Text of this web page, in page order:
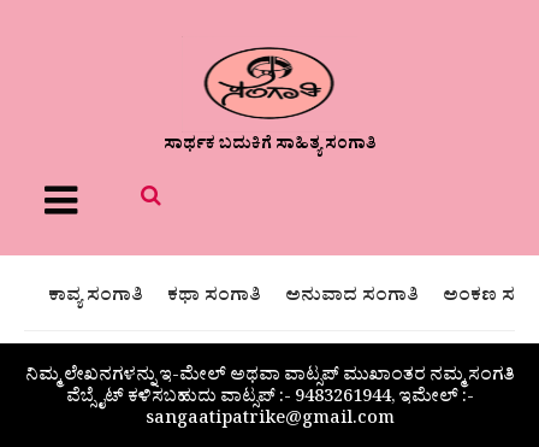
ಸಾರ್ಥಕ ಬದುಕಿಗೆ ಸಾಹಿತ್ಯ ಸಂಗಾತಿ
Menu
ಕಾವ್ಯ ಸಂಗಾತಿ ಕಥಾ ಸಂಗಾತಿ ಅನುವಾದ ಸಂಗಾತಿ ಅಂಕಣ
ನಿಮ್ಮ ಲೇಖನಗಳನ್ನು ಇ-ಮೇಲ್ ಅಥವಾ ವಾಟ್ಸಪ್ ಮುಖಾಂತರ ನಮ್ಮ ಸಂಗತಿ
ವೆಬ್ಸೈಟ್ ಕಳಿಸಬಹುದು ವಾಟ್ಸಪ್‌ :- 9483261944, ಇಮೇಲ್ :-
sangaatipatrike@gmail.com